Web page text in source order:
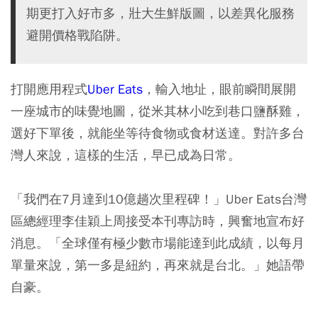
期更打入好市多，壯大生鮮版圖，以差異化服務
避開價格戰陷阱。
打開應用程式Uber Eats ，輸入地址，眼前瞬間展開
一座城市的味覺地圖，從米其林小吃到巷口鹽酥雞，
選好下單後，就能坐等待食物或食材送達。對許多台
灣人來說，這樣的生活，早已成為日常。
「我們在7月達到10億趟次里程碑！」Uber Eats台灣
區總經理李佳穎上周接受本刊專訪時，興奮地宣布好
消息。「全球僅有極少數市場能達到此成績，以每月
單量來說，第一多是紐約，再來就是台北。」她語帶
自豪。